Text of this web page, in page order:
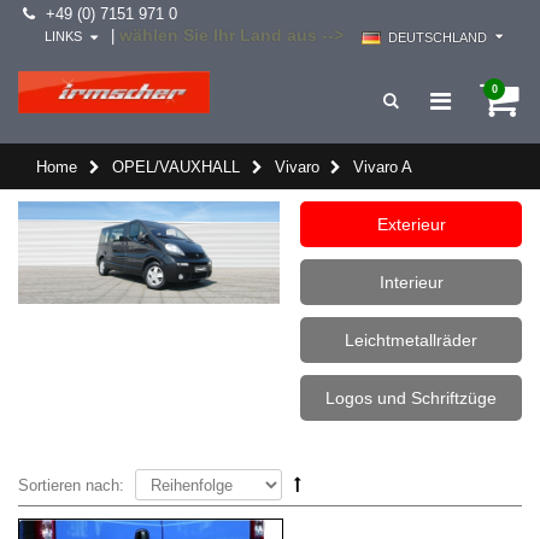
+49 (0) 7151 971 0
wählen Sie Ihr Land aus --> DEUTSCHLAND
LINKS
0
Home OPEL/VAUXHALL Vivaro Vivaro A
Exterieur
Interieur
Leichtmetallräder
Logos und Schriftzüge
Sortieren nach: